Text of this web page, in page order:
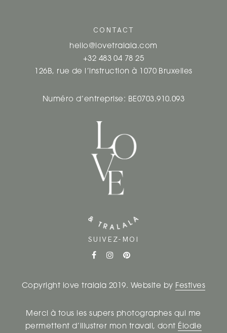
CONTACT
hello@lovetralala.com
+32 483 04 78 25
126B, rue de l’instruction à 1070 Bruxelles
Numéro d’entreprise: BE0703.910.093
SUIVEZ-MOI
Copyright love tralala 2019. Website by Festives
Merci à tous les supers photographes qui me
permettent d’illustrer mon travail, dont Élodie